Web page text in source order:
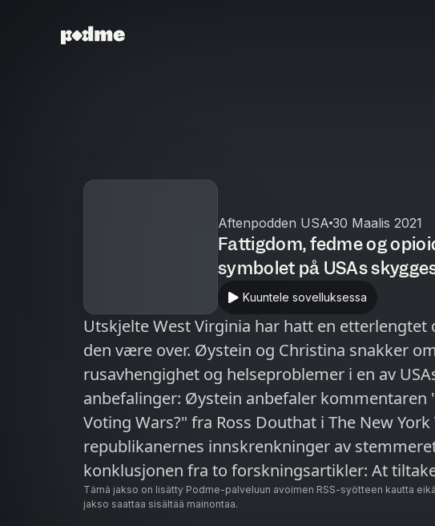
Aftenpodden USA 30 Maalis 2021
Fattigdom, fedme og
symbolet på USAs
Kuuntele sovelluksessa
Utskjelte West Virginia har hatt en etterlengtet
den være over. Øystein og Christina snakker
rusavhengighet og helseproblemer i en av USAs
anbefalinger: Øystein anbefaler kommentaren
Voting Wars?" fra Ross Douthat i The New
republikanernes innskrenkninger av
konklusjonen fra to forskningsartikler: At
praktisk betydning. https://www.nytimes.com/
Tämä jakso on lisätty Podme-palveluun avoimen RSS-syötteen kautta
jakso saattaa sisältää mainontaa.